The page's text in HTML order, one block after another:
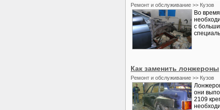
Ремонт и обслуживание >> Кузов
Во
с
Как заменить лонжероны
Ремонт и обслуживание >> Кузов
они
2109